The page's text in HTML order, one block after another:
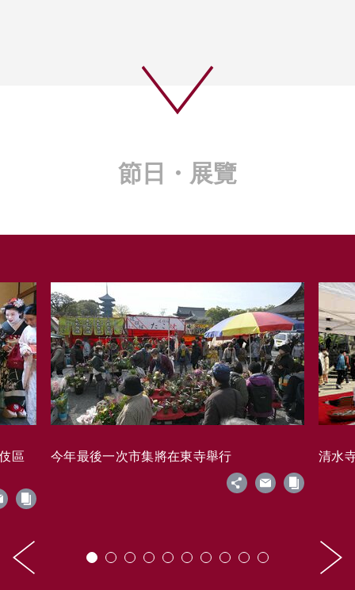
節日・展覽
區 今年最後一次市集將在東寺舉行 清水